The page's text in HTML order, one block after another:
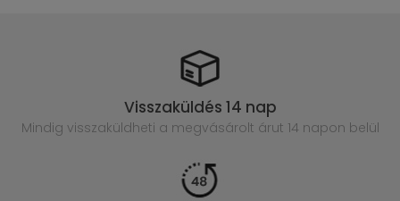
Visszaküldés 14 nap
Mindig visszaküldheti a megvásárolt árut 14 napon belül